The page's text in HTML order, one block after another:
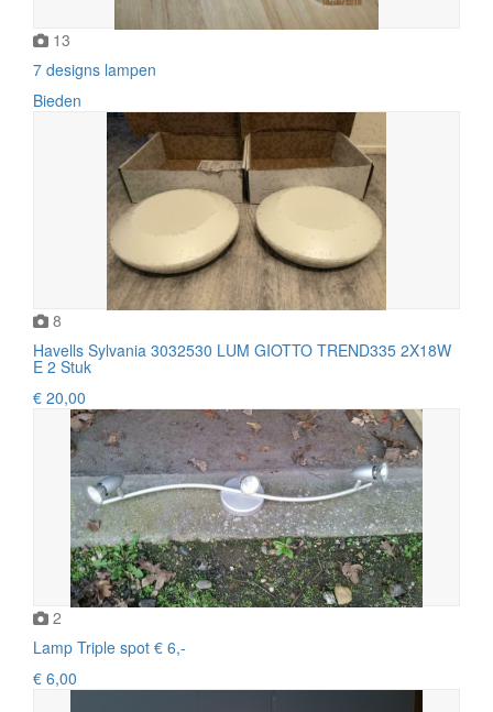
13
7 designs lampen
Bieden
8
Havells Sylvania 3032530 LUM GIOTTO TREND335 2X18W
E 2 Stuk
€ 20,00
2
Lamp Triple spot € 6,-
€ 6,00